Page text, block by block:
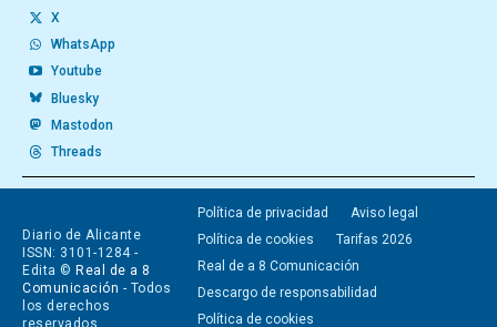
X
WhatsApp
Youtube
Bluesky
Mastodon
Threads
Diario de Alicante
ISSN: 3101-1284 -
Edita © Real de a 8
Comunicación - Todos
los derechos
Política de privacidad
Aviso legal
Política de cookies
Tarifas 2026
Real de a 8 Comunicación
Descargo de responsabilidad
Política de cookies